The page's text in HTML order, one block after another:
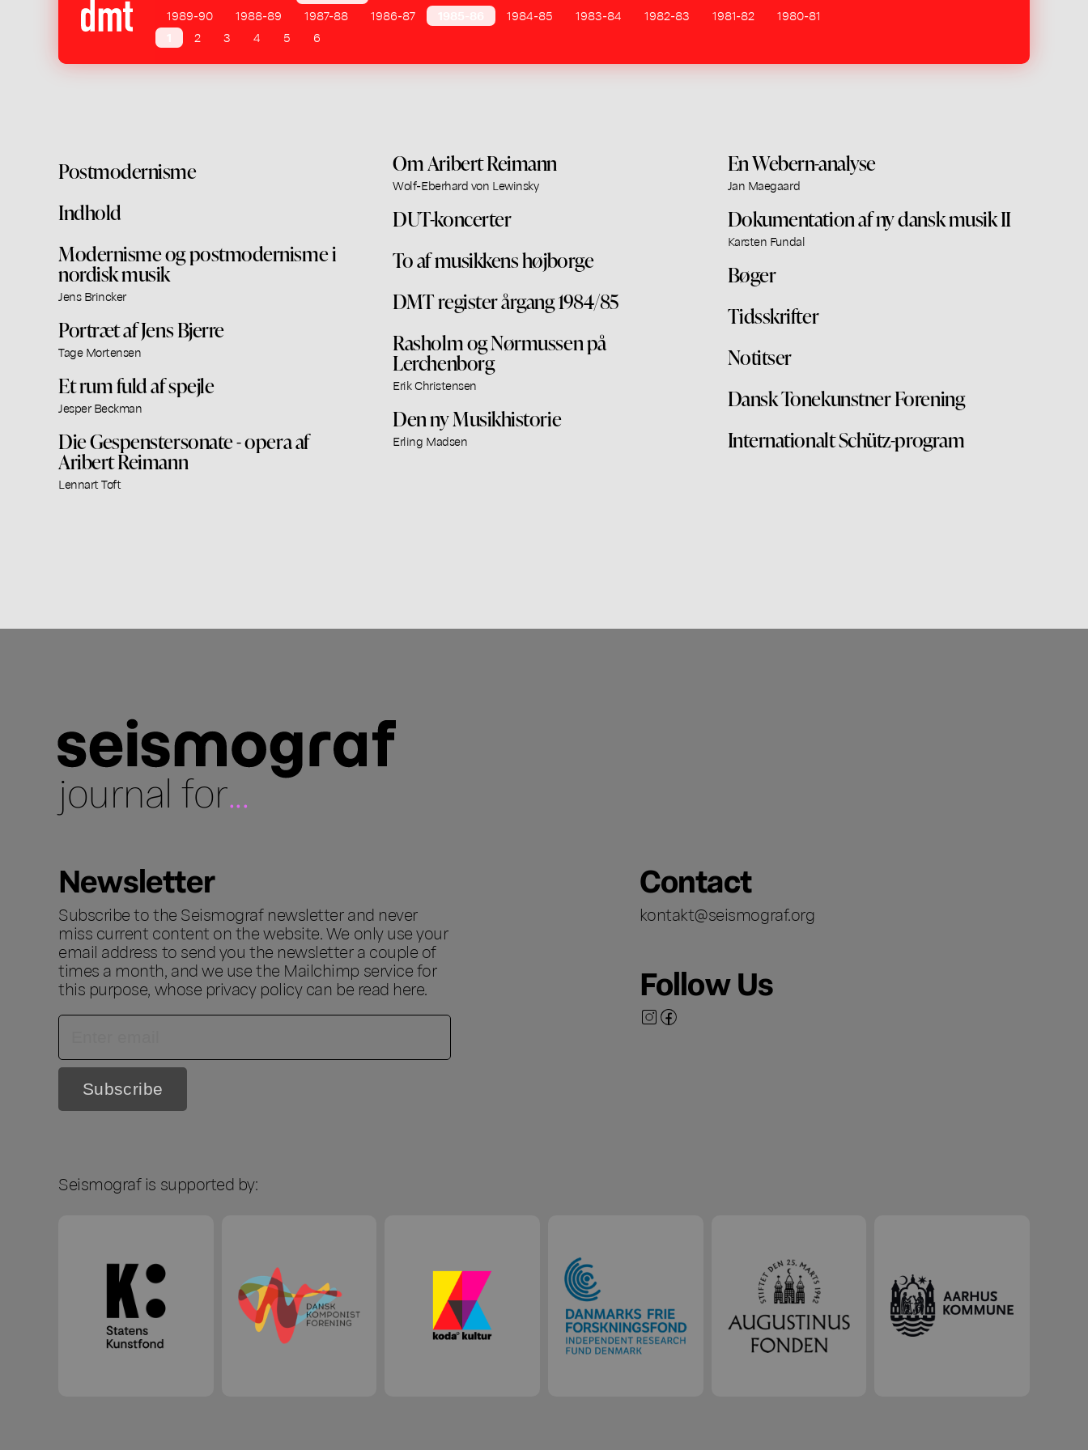
1989-90
1988-89 1987-88 1986-87 1984-85 1983-84 1982-83 1981-82
1980-81
2 3 4 5 6
Postmodernisme
Indhold
Modernisme og postmodernisme i
nordisk musik
Jens Brincker
Portræt af Jens Bjerre
Tage Mortensen
Et rum fuld af spejle
Jesper Beckman
Die Gespenstersonate - opera af
Aribert Reimann
Lennart Toft
Om Aribert Reimann
Wolf-Eberhard von Lewinsky
DUT-koncerter
To af musikkens højborge
DMT register årgang 1984/85
Rasholm og Nørmussen på
Lerchenborg
Erik Christensen
Den ny Musikhistorie
Erling Madsen
En Webern-analyse
Jan Maegaard
Dokumentation af ny dansk musik II
Karsten Fundal
Bøger
Tidsskrifter
Notitser
Dansk Tonekunstner Forening
Internationalt Schütz-program
journal for...
Newsletter
Subscribe to the Seismograf newsletter and never
miss current content on the website. We only use your
email address to send you the newsletter a couple of
times a month, and we use the Mailchimp service for
this purpose, whose privacy policy can be read here.
Contact
kontakt@seismograf.org
Follow Us
Seismograf is supported by: